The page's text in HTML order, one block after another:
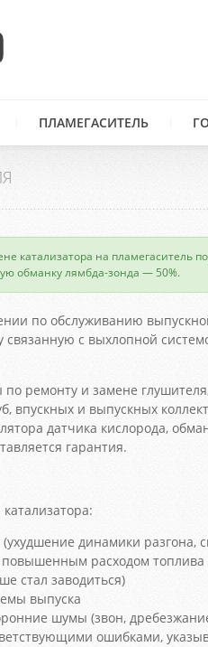
ПЛАМЕГАСИТЕЛЬ
катализатора на пламегаситель
обманку лямбда-зонда — 50%.
по обслуживанию
с выхлопной
ремонту и замене
впускных и выпускных
датчика кислорода,
гарантия.
динамики разгона,
повышенным расходом топлива
стал заводиться)
выпуска
шумы (звон,
ошибками,